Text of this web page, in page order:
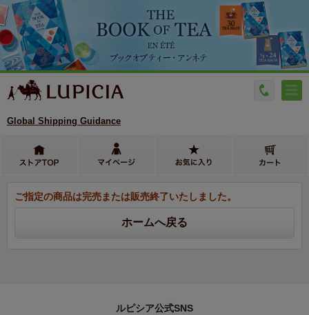
Global Shipping Guidance
ご指定の商品は完売または販売終了いたしました。
ルピシア公式SNS